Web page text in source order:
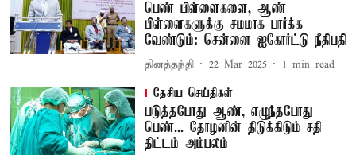
பெண் பிள்ளைகளை, ஆண்
பிள்ளைகளுக்கு சமமாக பார்க்க
வேண்டும்: சென்னை ஐகோர்ட்டு நீதிபதி
தினத்தந்தி 22 Mar 2025 1 min read
தேசிய செய்திகள்
படுத்தபோது ஆண், எழுந்தபோது
பெண்... தோழனின் திடுக்கிடும் சதி
திட்டம் அம்பலம்